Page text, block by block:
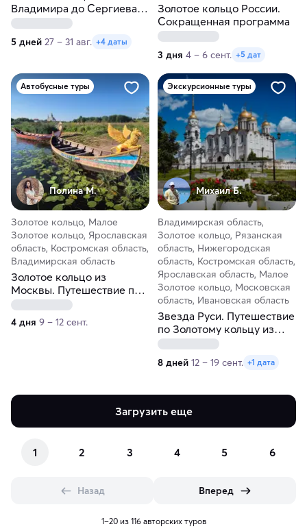
Владимира до Сергиева
Посада
5 дней 27 – 31 авг. +4 даты
Золотое кольцо России.
Сокращенная программа
3 дня 4 – 6 сент. +5 дат
Автобусные туры
Полина М.
Золотое кольцо, Малое
Золотое кольцо, Ярославская
область, Костромская область,
Владимирская область
Золотое кольцо из
Москвы. Путешествие по
культовым местам
киносъёмок
4 дня 9 – 12 сент.
Экскурсионные туры
Михаил Б.
Владимирская область,
Золотое кольцо, Рязанская
область, Нижегородская
область, Костромская область,
Ярославская область, Малое
Золотое кольцо, Московская
область, Ивановская область
Звезда Руси. Путешествие
по Золотому кольцу из
Москвы
8 дней 12 – 19 сент. +1 дата
Загрузить еще
1 2 3 4 5 6
Назад Вперед
1–20 из 116 авторских туров